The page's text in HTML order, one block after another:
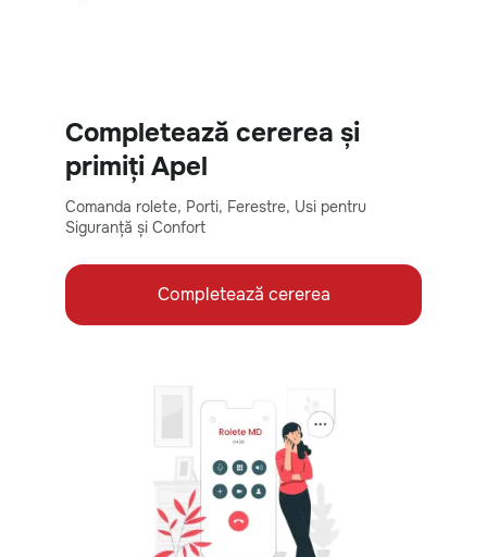
Completează cererea și
primiți Apel
Comanda rolete, Porti, Ferestre, Usi pentru
Siguranță și Confort
Completează cererea